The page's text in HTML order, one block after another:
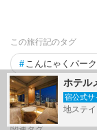
この旅行記のタグ
# こんにゃくパーク
# 汪泉閣 #混
ホテル
宿公式サ
地ステイ